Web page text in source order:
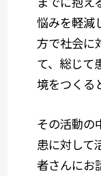
悩みを軽減
方で社会に
て、総じて
境をつくる
その活動の
患に対して
者さんにお